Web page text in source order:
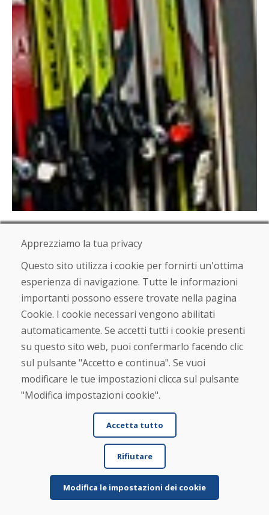
Apprezziamo la tua privacy
Questo sito utilizza i cookie per fornirti un'ottima
esperienza di navigazione. Tutte le informazioni
importanti possono essere trovate nella pagina
Cookie. I cookie necessari vengono abilitati
automaticamente. Se accetti tutti i cookie presenti
su questo sito web, puoi confermarlo facendo clic
sul pulsante "Accetto e continua". Se vuoi
modificare le tue impostazioni clicca sul pulsante
"Modifica impostazioni cookie".
Accetta tutto
Rifiutare
Modifica le impostazioni dei cookie